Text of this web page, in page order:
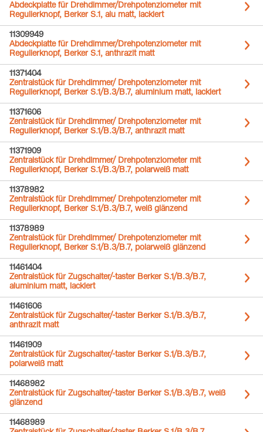
Abdeckplatte für Drehdimmer/Drehpotenziometer mit
Regulierknopf, Berker S.1, alu matt, lackiert
11309949
Abdeckplatte für Drehdimmer/Drehpotenziometer mit
Regulierknopf, Berker S.1, anthrazit matt
11371404
Zentralstück für Drehdimmer/ Drehpotenziometer mit
Regulierknopf, Berker S.1/B.3/B.7, aluminium matt, lackiert
11371606
Zentralstück für Drehdimmer/ Drehpotenziometer mit
Regulierknopf, Berker S.1/B.3/B.7, anthrazit matt
11371909
Zentralstück für Drehdimmer/ Drehpotenziometer mit
Regulierknopf, Berker S.1/B.3/B.7, polarweiß matt
11378982
Zentralstück für Drehdimmer/ Drehpotenziometer mit
Regulierknopf, Berker S.1/B.3/B.7, weiß glänzend
11378989
Zentralstück für Drehdimmer/ Drehpotenziometer mit
Regulierknopf, Berker S.1/B.3/B.7, polarweiß glänzend
11461404
Zentralstück für Zugschalter/-taster Berker S.1/B.3/B.7,
aluminium matt, lackiert
11461606
Zentralstück für Zugschalter/-taster Berker S.1/B.3/B.7,
anthrazit matt
11461909
Zentralstück für Zugschalter/-taster Berker S.1/B.3/B.7,
polarweiß matt
11468982
Zentralstück für Zugschalter/-taster Berker S.1/B.3/B.7, weiß
glänzend
11468989